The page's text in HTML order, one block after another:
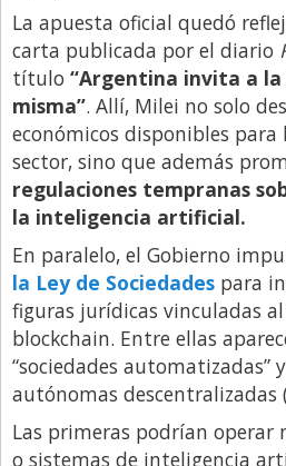
La apuesta oficial quedó
carta publicada por el diario
título “Argentina invita a
misma”. Allí, Milei no solo
económicos disponibles para
sector, sino que además
regulaciones tempranas
la inteligencia artificial.
En paralelo, el Gobierno
la Ley de Sociedades para
figuras jurídicas vinculadas
blockchain. Entre ellas
“sociedades automatizadas”
autónomas descentralizadas
Las primeras podrían
o sistemas de inteligencia